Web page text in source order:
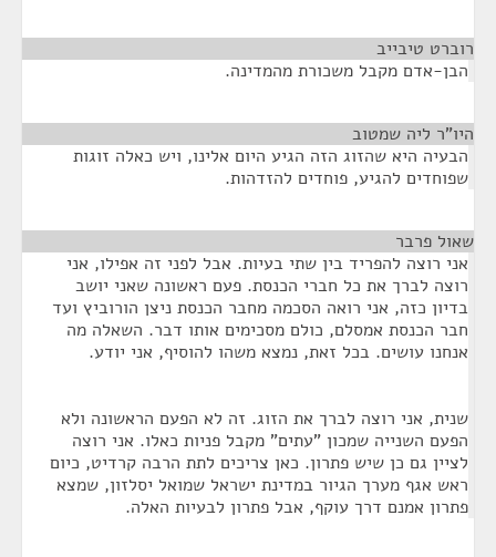
רוברט טיבייב
הבן-אדם מקבל משכורת מהמדינה.
היו"ר ליה שמטוב
הבעיה היא שהזוג הזה הגיע היום אלינו, ויש כאלה זוגות
שפוחדים להגיע, פוחדים להזדהות.
שאול פרבר
אני רוצה להפריד בין שתי בעיות. אבל לפני זה אפילו, אני
רוצה לברך את כל חברי הכנסת. פעם ראשונה שאני יושב
בדיון כזה, אני רואה הסכמה מחבר הכנסת ניצן הורוביץ ועד
חבר הכנסת אמסלם, כולם מסכימים אותו דבר. השאלה מה
אנחנו עושים. בכל זאת, נמצא משהו להוסיף, אני יודע.
שנית, אני רוצה לברך את הזוג. זה לא הפעם הראשונה ולא
הפעם השנייה שמכון "עתים" מקבל פניות כאלו. אני רוצה
לציין גם כן שיש פתרון. כאן צריכים לתת הרבה קרדיט, כיום
ראש אגף מערך הגיור במדינת ישראל שמואל יסלזון, שמצא
פתרון אמנם דרך עוקף, אבל פתרון לבעיות האלה.